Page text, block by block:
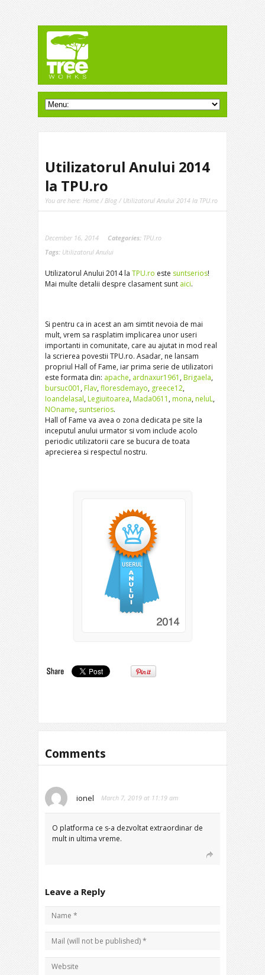
Utilizatorul Anului 2014
la TPU.ro
You are here: Home /Blog / Utilizatorul Anului 2014 la TPU.ro
December 16, 2014 Categories: TPU.ro
Tags: Utilizatorul Anului
Utilizatorul Anului 2014 la TPU.ro este suntserios!
Mai multe detalii despre clasament sunt aici.
Si pentru ca in acest an am simtit nevoia de mai
mult, vrem sa rasplatim implicarea unor useri
importanti in comunitate, care au ajutat in mod real
la scrierea povestii TPU.ro. Asadar, ne lansam
propriul Hall of Fame, iar prima serie de utilizatori
este formata din: apache, ardnaxur1961 ,Brigaela,
bursuc001 ,Flav,floresdemayo, greece12,
Ioandelasal,Legiuitoarea,Mada0611 ,mona,neluL,
NOname, suntserios.
Hall of Fame va avea o zona dedicata pe site la
inceputul anului urmator si vom include acolo
periodic utilizatorii care se bucura de toata
aprecierea si respectul nostru.
Comments
ionel March 7, 2019 at 11:19 am
O platforma ce s-a dezvoltat extraordinar de
mult in ultima vreme.
Leave a Reply